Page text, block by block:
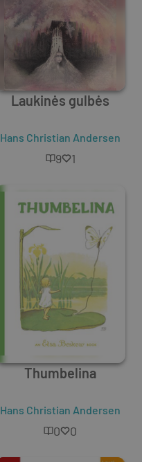
Laukinės gulbės
Hans Christian Andersen
9 1
Thumbelina
Hans Christian Andersen
0 0